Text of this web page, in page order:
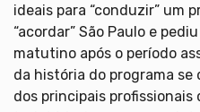
ideais para “conduzir” um
“acordar” São Paulo e
matutino após o período
da história do programa se
dos principais